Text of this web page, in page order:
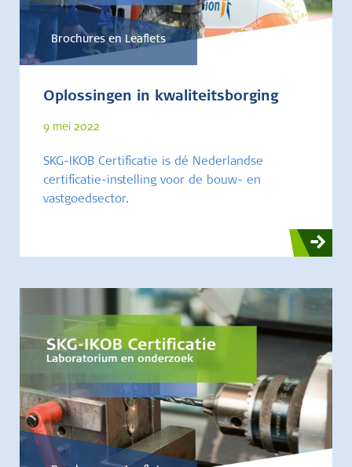
Brochures en Leaflets
Oplossingen in kwaliteitsborging
9 mei 2022
SKG-IKOB Certificatie is dé Nederlandse
certificatie-instelling voor de bouw- en
vastgoedsector.